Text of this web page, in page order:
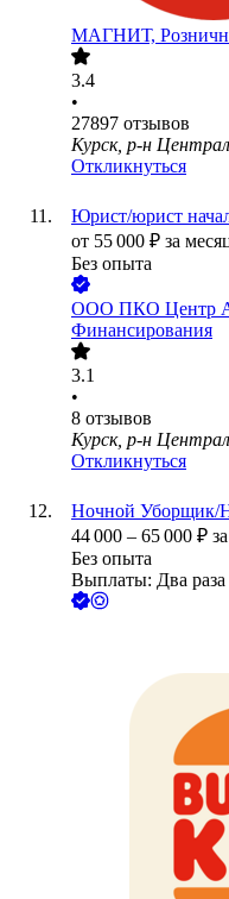
МАГНИТ,
3.4
•
27897 отзывов
Курск, р-н
Откликнуться
Юрист/юрист
от 55 000 ₽ за
Без опыта
ООО ПКО Центр
Финансирования
3.1
•
8 отзывов
Курск, р-н
Откликнуться
Ночной Уборщик/
44 000 – 65 000 ₽
Без опыта
Выплаты: Два раза